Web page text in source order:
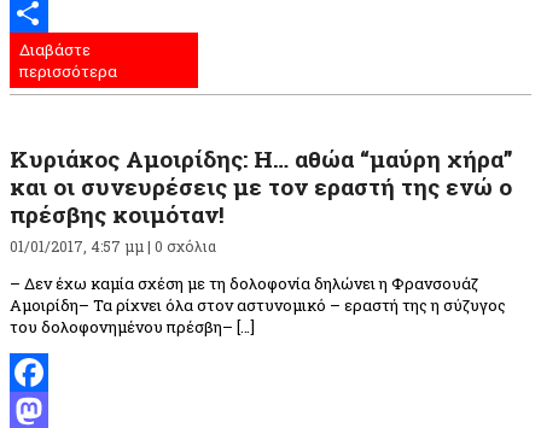
Email
Μοιραστείτε
Διαβάστε
περισσότερα
Κυριάκος Αμοιρίδης: Η… αθώα “μαύρη χήρα”
και οι συνευρέσεις με τον εραστή της ενώ ο
πρέσβης κοιμόταν!
01/01/2017, 4:57 μμ | 0 σχόλια
– Δεν έχω καμία σχέση με τη δολοφονία δηλώνει η Φρανσουάζ
Αμοιρίδη– Τα ρίχνει όλα στον αστυνομικό – εραστή της η σύζυγος
του δολοφονημένου πρέσβη– […]
Facebook